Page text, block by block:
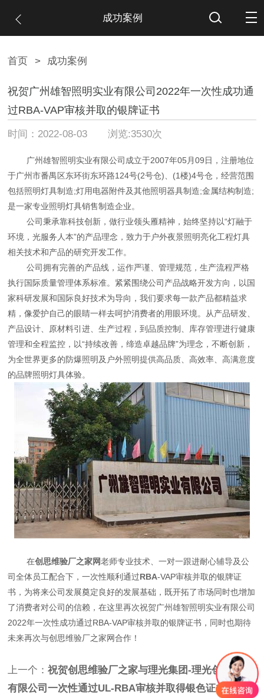
成功案例
首页 > 成功案例
祝贺广州雄智照明实业有限公司2022年一次性成功通
过RBA-VAP审核并取的银牌证书
时间：2022-08-03 浏览:3530次
广州雄智照明实业有限公司成立于2007年05月09日，注册地位
于广州市番禺区东环街东环路124号(2号仓)、(1楼)4号仓，经营范围
包括照明灯具制造;灯用电器附件及其他照明器具制造;金属结构制造;
是一家专业照明灯具销售制造企业。
公司秉承靠科技创新，做行业领头雁精神，始终坚持以“灯融于
环境，光服务人本”的产品理念，致力于户外夜景照明亮化工程灯具
相关技术和产品的研究开发工作。
公司拥有完善的产品线，运作严谨、管理规范，生产流程严格
执行国际质量管理体系标准。紧紧围绕公司产品战略开发方向，以国
家科研发展和国际良好技术为导向，我们要求每一款产品都精益求
精，像爱护自己的眼睛一样去呵护消费者的用眼环境。从产品研发、
产品设计、原材料引进、生产过程，到品质控制、库存管理进行健康
管理和全程监控，以“持续改善，缔造卓越品牌”为理念，不断创新，
为全世界更多的防爆照明及户外照明提供高品质、高效率、高满意度
的品牌照明灯具体验。
在创思维验厂之家网老师专业技术、一对一跟进耐心辅导及公
司全体员工配合下，一次性顺利通过RBA-VAP审核并取的银牌证
书，为将来公司发展奠定良好的发展基础，既开拓了市场同时也增加
了消费者对公司的信赖，在这里再次祝贺广州雄智照明实业有限公司
2022年一次性成功通过RBA-VAP审核并取的银牌证书，同时也期待
未来再次与创思维验厂之家网合作！
上一个：祝贺创思维验厂之家与理光集团-理光创想智造
有限公司一次性通过UL-RBA审核并取得银色证书